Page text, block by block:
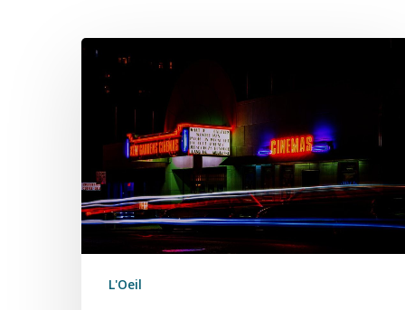
Les
Noirs
américains,
d’Hollywood
L'Oeil